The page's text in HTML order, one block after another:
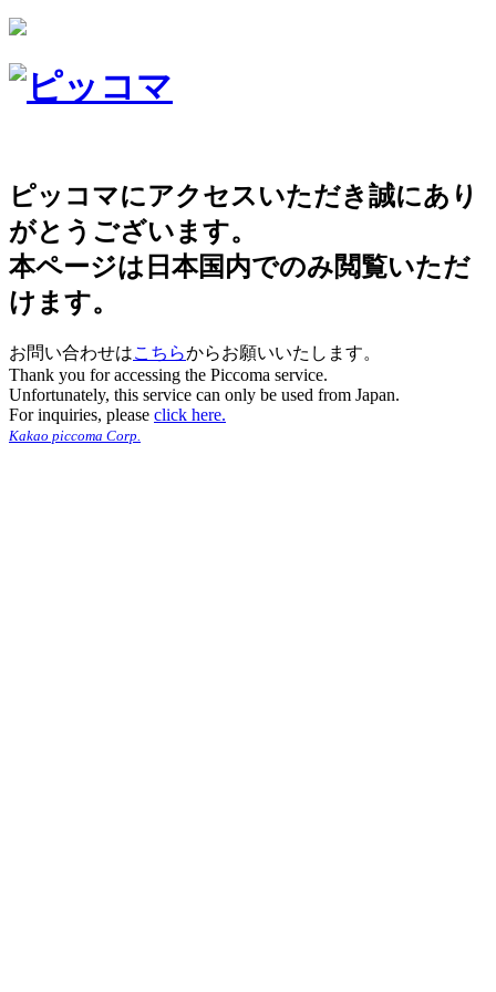
ピッコマにアクセスいただき誠にあり
がとうございます。
本ページは日本国内でのみ閲覧いただ
けます。
お問い合わせはこちらからお願いいたします。
Thank you for accessing the Piccoma service.
Unfortunately, this service can only be used from Japan.
For inquiries, please click here.
Kakao piccoma Corp.